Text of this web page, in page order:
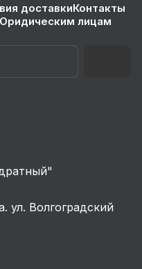
доставкиКонтакты
лицам
ул. Волгоградский